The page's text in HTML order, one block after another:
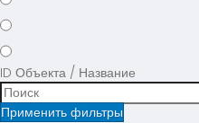
ID Объекта / Название
Применить фильтры